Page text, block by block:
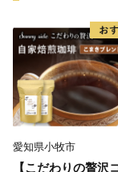
美しい景観、多
温かいおもてな
四季を通じて、
ください！
愛知県小牧市
【こだわりの贅沢